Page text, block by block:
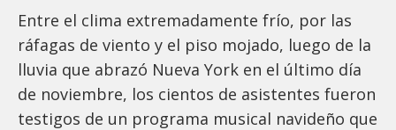
Entre el clima extremadamente frío, por las
ráfagas de viento y el piso mojado, luego de la
lluvia que abrazó Nueva York en el último día
de noviembre, los cientos de asistentes fueron
testigos de un programa musical navideño que